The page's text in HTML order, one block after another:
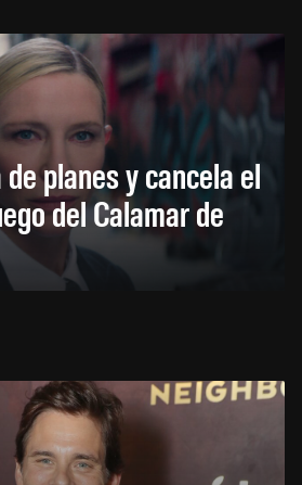
planes y cancela el
del Calamar de